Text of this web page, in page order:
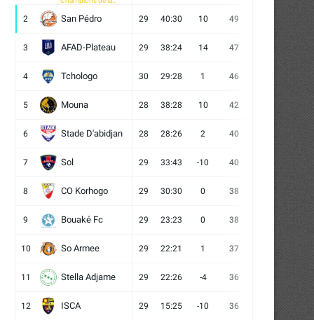
La conférence de lancement de
Autour de l’aire de jeu
astuces...
2 San Pédro 29 40:30 10 49
3 AFAD-Plateau 29 38:24 14 47
4 Tchologo 30 29:28 1 46 8
5 Mouna 28 38:28 10 42
6 Stade D'abidjan 28 28:26 2 40
7 Sol 29 33:43 -10 40
8 CO Korhogo 29 30:30 0 38 11
9 Bouaké Fc 29 23:23 0 38
10 So Armee 29 22:21 1 37
11 Stella Adjame 29 22:26 -4 36
12 ISCA 29 15:25 -10 36